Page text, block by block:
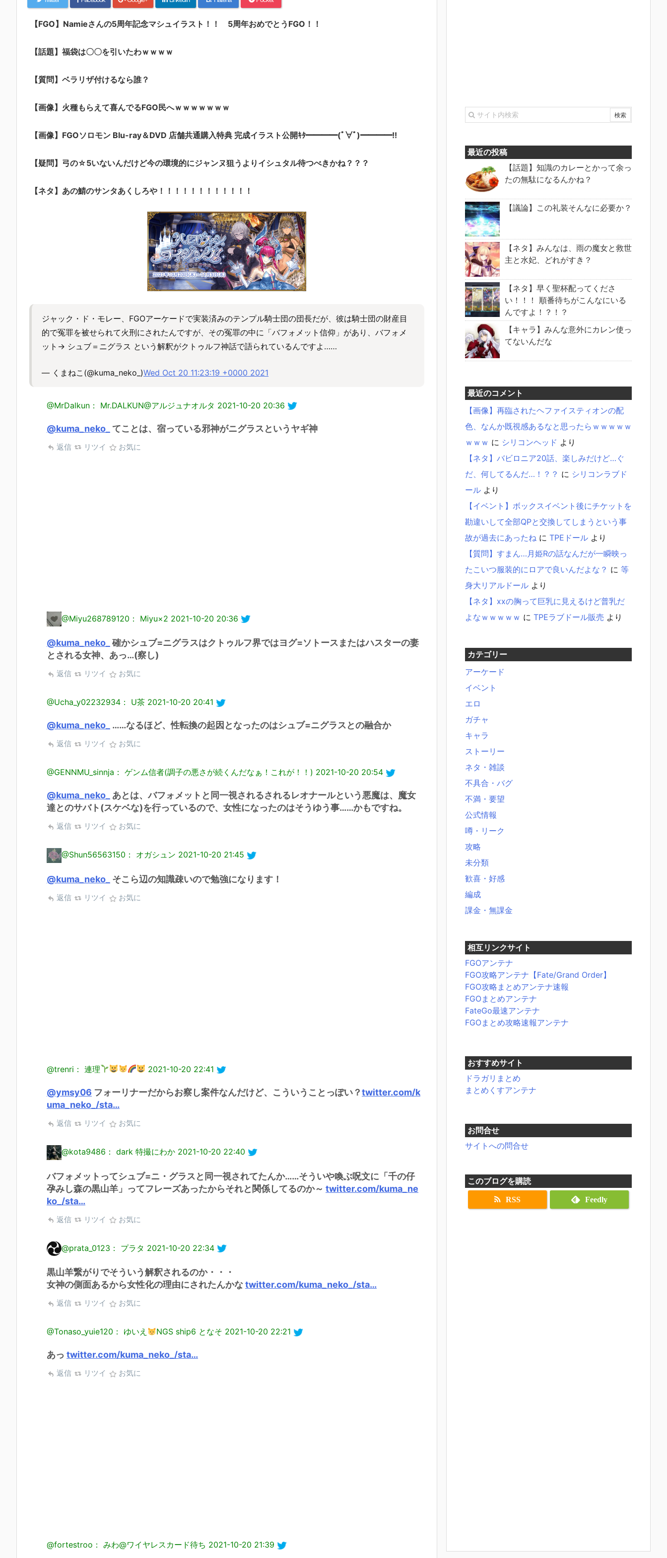
【FGO】Namieさんの5周年記念マシュイラスト！！ 5周年おめでとうFGO！！
【話題】福袋は〇〇を引いたわｗｗｗｗ
【質問】ベラリザ付けるなら誰？
【画像】火種もらえて喜んでるFGO民へｗｗｗｗｗｗｗ
【画像】FGOソロモン Blu-ray＆DVD 店舗共通購入特典 完成イラスト公開ｷﾀ━━━━(ﾟ∀ﾟ)━━━━!!
【疑問】弓の☆5いないんだけど今の環境的にジャンヌ狙うよりイシュタル待つべきかね？？？
【ネタ】あの鯖のサンタあくしろや！！！！！！！！！！！！
ジャック・ド・モレー、FGOアーケードで実装済みのテンプル騎士団の団長だが、彼は騎士団の財産目
的で冤罪を被せられて火刑にされたんですが、その冤罪の中に「バフォメット信仰」があり、バフォメ
ット→ シュブ＝ニグラス という解釈がクトゥルフ神話で語られているんですよ……
— くまねこ(@kuma_neko_)Wed Oct 20 11:23:19 +0000 2021
@MrDalkun： Mr.DALKUN@アルジュナオルタ 2021-10-20 20:36
@kuma_neko_ てことは、宿っている邪神がニグラスというヤギ神
返信 リツイ お気に
@Miyu268789120： Miyu×2 2021-10-20 20:36
@kuma_neko_
確かシュブ=ニグラスはクトゥルフ界ではヨグ=ソトースまたはハスターの妻
とされる女神、あっ…(察し)
返信 リツイ お気に
@Ucha_y02232934： U茶 2021-10-20 20:41
@kuma_neko_ ……なるほど、性転換の起因となったのはシュブ=ニグラスとの融合か
返信 リツイ お気に
@GENNMU_sinnja： ゲンム信者(調子の悪さが続くんだなぁ！これが！！) 2021-10-20 20:54
@kuma_neko_
あとは、バフォメットと同一視されるされるレオナールという悪魔は、魔女
達とのサバト(スケベな)を行っているので、女性になったのはそうゆう事……かもですね。
返信 リツイ お気に
@Shun56563150： オガシュン 2021-10-20 21:45
@kuma_neko_ そこら辺の知識疎いので勉強になります！
返信 リツイ お気に
@trenri： 連理 2021-10-20 22:41
@ymsy06 フォーリナーだからお察し案件なんだけど、こういうことっぽい？twitter.com/k
uma_neko_/sta…
返信 リツイ お気に
@kota9486： dark 特撮にわか 2021-10-20 22:40
バフォメットってシュブ=ニ・グラスと同一視されてたんか……そういや喚ぶ呪文に「千の仔
孕みし森の黒山羊」ってフレーズあったからそれと関係してるのか～ twitter.com/kuma_ne
ko_/sta…
返信 リツイ お気に
@prata_0123： プラタ 2021-10-20 22:34
黒山羊繋がりでそういう解釈されるのか・・・
女神の側面あるから女性化の理由にされたんかなtwitter.com/kuma_neko_/sta…
返信 リツイ お気に
@Tonaso_yuie120： ゆいえ NGS ship6 となそ 2021-10-20 22:21
あっ twitter.com/kuma_neko_/sta…
返信 リツイ お気に
@fortestroo： みわ@ワイヤレスカード待ち 2021-10-20 21:39
最近の投稿
【話題】知識のカレーとかって余っ
たの無駄になるんかね？
【議論】この礼装そんなに必要か？
【ネタ】みんなは、雨の魔女と救世
主と水妃、どれがすき？
【ネタ】早く聖杯配ってくださ
い！！！ 順番待ちがこんなにいる
んですよ！？！？
【キャラ】みんな意外にカレン使っ
てないんだな
最近のコメント
【画像】再臨されたヘファイスティオンの配
色、なんか既視感あるなと思ったらｗｗｗｗｗ
ｗｗｗ に シリコンヘッド より
【ネタ】バビロニア20話、楽しみだけど…ぐ
だ、何してるんだ…！？？ に シリコンラブド
ール より
【イベント】ボックスイベント後にチケットを
勘違いして全部QPと交換してしまうという事
故が過去にあったね に TPEドール より
【質問】すまん…月姫Rの話なんだが一瞬映っ
たこいつ服装的にロアで良いんだよな？ に 等
身大リアルドール より
【ネタ】xxの胸って巨乳に見えるけど普乳だ
よなｗｗｗｗｗ に TPEラブドール販売 より
カテゴリー
アーケード
イベント
エロ
ガチャ
キャラ
ストーリー
ネタ・雑談
不具合・バグ
不満・要望
公式情報
噂・リーク
攻略
未分類
歓喜・好感
編成
課金・無課金
相互リンクサイト
FGOアンテナ
FGO攻略アンテナ【Fate/Grand Order】
FGO攻略まとめアンテナ速報
FGOまとめアンテナ
FateGo最速アンテナ
FGOまとめ攻略速報アンテナ
おすすめサイト
ドラガリまとめ
まとめくすアンテナ
お問合せ
サイトへの問合せ
このブログを購読
RSS Feedly